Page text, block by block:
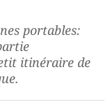
portables:
itinéraire de